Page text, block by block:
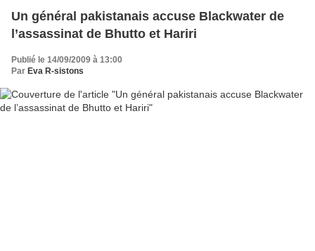
Un général pakistanais accuse Blackwater de
l’assassinat de Bhutto et Hariri
Publié le 14/09/2009 à 13:00
Par Eva R-sistons